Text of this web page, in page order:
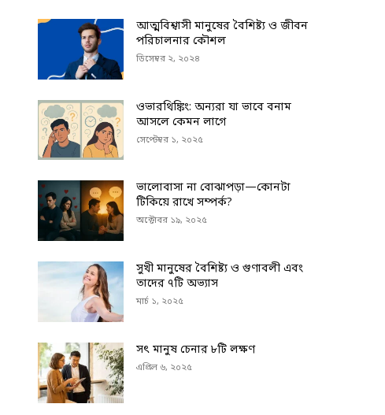
আত্মবিশ্বাসী মানুষের বৈশিষ্ট্য ও জীবন
পরিচালনার কৌশল
ডিসেম্বর ২, ২০২৪
ওভারথিঙ্কিং: অন্যরা যা ভাবে বনাম
আসলে কেমন লাগে
সেপ্টেম্বর ১, ২০২৫
ভালোবাসা না বোঝাপড়া—কোনটা
টিকিয়ে রাখে সম্পর্ক?
অক্টোবর ১৯, ২০২৫
সুখী মানুষের বৈশিষ্ট্য ও গুণাবলী এবং
তাদের ৭টি অভ্যাস
মার্চ ১, ২০২৫
সৎ মানুষ চেনার ৮টি লক্ষণ
এপ্রিল ৬, ২০২৫